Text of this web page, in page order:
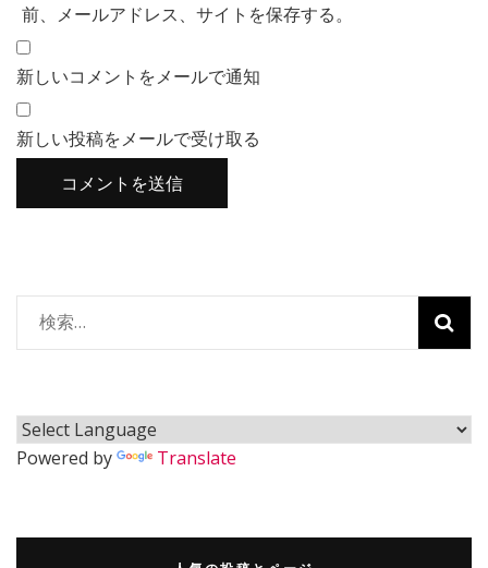
前、メールアドレス、サイトを保存する。
新しいコメントをメールで通知
新しい投稿をメールで受け取る
検
索:
Powered by Translate